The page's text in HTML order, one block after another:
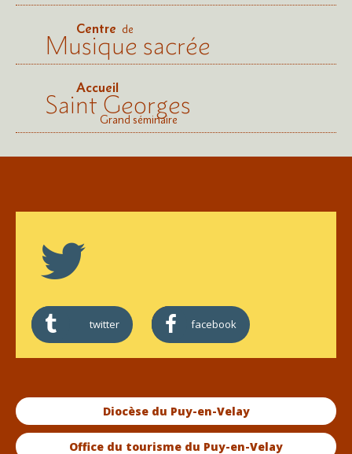
Centre de
Musique sacrée
Accueil
Saint Georges
Grand séminaire
twitter facebook
Diocèse du Puy-en-Velay
Office du tourisme du Puy-en-Velay